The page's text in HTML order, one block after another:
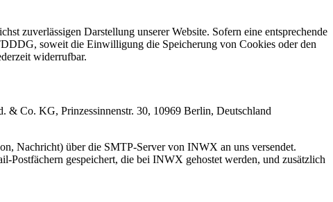
zuverlässigen Darstellung unserer Website. Sofern eine entsprechende
soweit die Einwilligung die Speicherung von Cookies oder den
widerrufbar.
Co. KG, Prinzessinnenstr. 30, 10969 Berlin, Deutschland
Nachricht) über die SMTP-Server von INWX an uns versendet.
gespeichert, die bei INWX gehostet werden, und zusätzlich